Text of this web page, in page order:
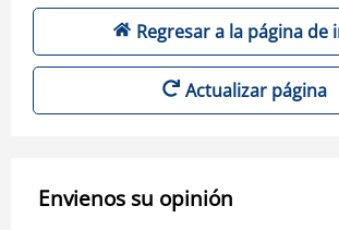
Regresar a la página de
Actualizar página
Envienos su opinión